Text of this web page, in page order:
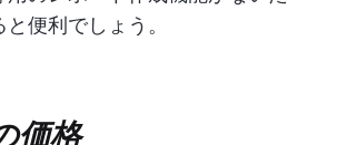
便利でしょう。
価格